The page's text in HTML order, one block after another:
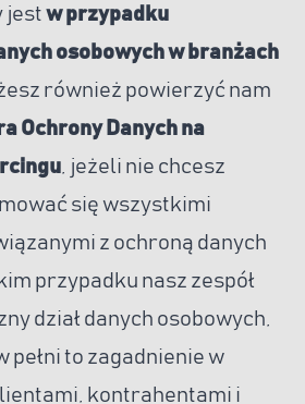
jest w przypadku
osobowych w branżach
również powierzyć nam
Ochrony Danych na
, jeżeli nie chcesz
się wszystkimi
z ochroną danych
przypadku nasz zespół
dział danych osobowych,
pełni to zagadnienie w
kontrahentami i